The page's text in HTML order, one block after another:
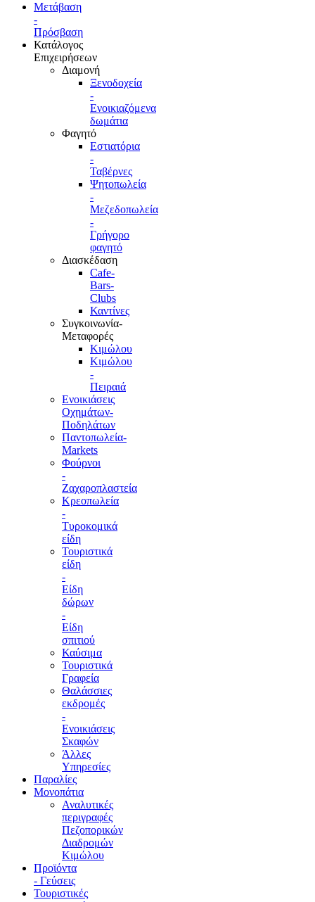
Μετάβαση
-
Πρόσβαση
Κατάλογος
Επιχειρήσεων
Διαμονή
Ξενοδοχεία
-
Ενοικιαζόμενα
δωμάτια
Φαγητό
Εστιατόρια
-
Ταβέρνες
Ψητοπωλεία
-
Μεζεδοπωλεία
-
Γρήγορο
φαγητό
Διασκέδαση
Cafe-
Bars-
Clubs
Καντίνες
Συγκοινωνία-
Μεταφορές
Κιμώλου
Κιμώλου
-
Πειραιά
Ενοικιάσεις
Οχημάτων-
Ποδηλάτων
Παντοπωλεία-
Markets
Φούρνοι
-
Ζαχαροπλαστεία
Κρεοπωλεία
-
Τυροκομικά
είδη
Τουριστικά
είδη
-
Είδη
δώρων
-
Είδη
σπιτιού
Καύσιμα
Τουριστικά
Γραφεία
Θαλάσσιες
εκδρομές
-
Ενοικιάσεις
Σκαφών
Άλλες
Υπηρεσίες
Παραλίες
Μονοπάτια
Αναλυτικές
περιγραφές
Πεζοπορικών
Διαδρομών
Κιμώλου
Προϊόντα
- Γεύσεις
Τουριστικές